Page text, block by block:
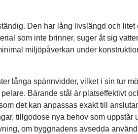
Den har lång livslängd och
som inte brinner, suger åt sig
miljöpåverkan under
långa spännvidder, vilket i sin tur
Bärande stål är platseffektivt
det kan anpassas exakt till
tillgodose nya behov som uppstår
om byggnadens avsedda